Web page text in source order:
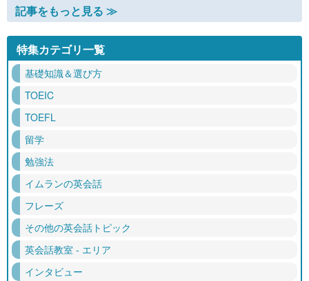
記事をもっと見る ≫
特集カテゴリ一覧
基礎知識＆選び方
TOEIC
TOEFL
留学
勉強法
イムランの英会話
フレーズ
その他の英会話トピック
英会話教室 - エリア
インタビュー